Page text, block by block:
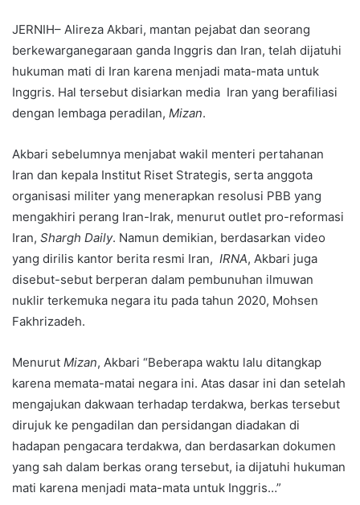
JERNIH– Alireza Akbari, mantan pejabat dan seorang
berkewarganegaraan ganda Inggris dan Iran, telah dijatuhi
hukuman mati di Iran karena menjadi mata-mata untuk
Inggris. Hal tersebut disiarkan media Iran yang berafiliasi
dengan lembaga peradilan, Mizan.
Akbari sebelumnya menjabat wakil menteri pertahanan
Iran dan kepala Institut Riset Strategis, serta anggota
organisasi militer yang menerapkan resolusi PBB yang
mengakhiri perang Iran-Irak, menurut outlet pro-reformasi
Iran, Shargh Daily. Namun demikian, berdasarkan video
yang dirilis kantor berita resmi Iran, IRNA, Akbari juga
disebut-sebut berperan dalam pembunuhan ilmuwan
nuklir terkemuka negara itu pada tahun 2020, Mohsen
Fakhrizadeh.
Menurut Mizan, Akbari “Beberapa waktu lalu ditangkap
karena memata-matai negara ini. Atas dasar ini dan setelah
mengajukan dakwaan terhadap terdakwa, berkas tersebut
dirujuk ke pengadilan dan persidangan diadakan di
hadapan pengacara terdakwa, dan berdasarkan dokumen
yang sah dalam berkas orang tersebut, ia dijatuhi hukuman
mati karena menjadi mata-mata untuk Inggris…”